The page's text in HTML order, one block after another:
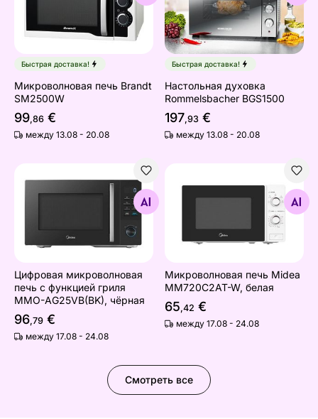
Быстрая доставка!
Микроволновая печь Brandt
SM2500W
99,86 €
между 13.08 - 20.08
Быстрая доставка!
Настольная духовка
Rommelsbacher BGS1500
197,93 €
между 13.08 - 20.08
Цифровая микроволновая печь с функцией гриля
Найдите похожие
Цифровая микроволновая
печь с функцией гриля
MMO-AG25VB(BK), чёрная
96,79 €
между 17.08 - 24.08
Микроволновая печь
Найдите похожие
Микроволновая печь Midea
MM720C2AT-W, белая
65,42 €
между 17.08 - 24.08
Смотреть все